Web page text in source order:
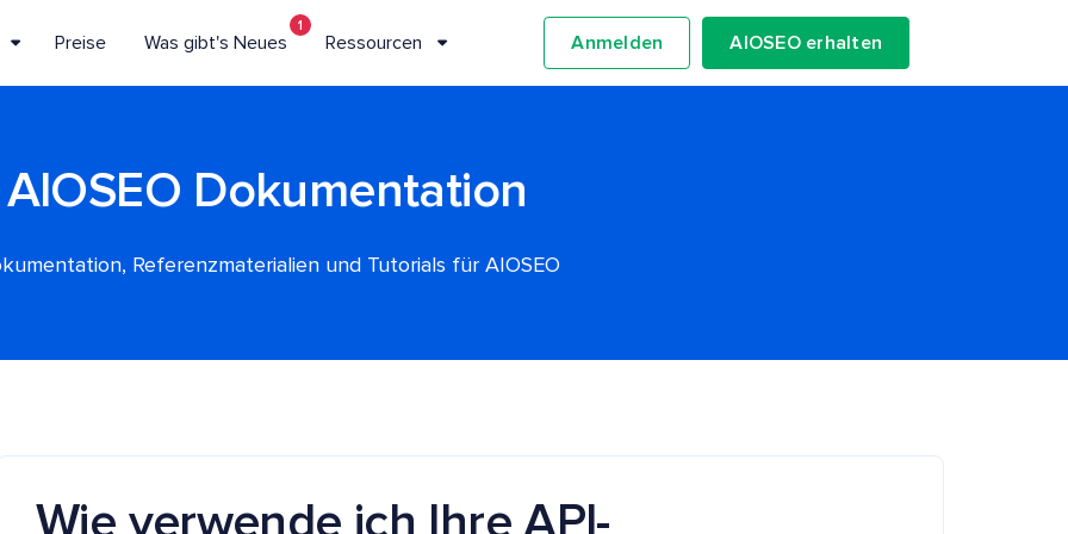
Preise Was gibt's Neues
1
Ressourcen Anmelden AIOSEO erhalten
AIOSEO Dokumentation
Referenzmaterialien und Tutorials für AIOSEO
Wie verwende ich Ihre API-